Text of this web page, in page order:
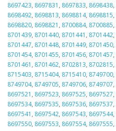
8697423, 8697831 , 8697833, 8698438,
8698492, 8698813, 8698814, 8698815,
8698820, 8698821 , 8700884, 8700885,
8701439, 8701440, 8701441 , 8701442,
8701447, 8701448, 8701449, 8701450,
8701454, 8701455, 8701456, 8701457,
8701461 , 8701462, 8702813, 8702815,
8715403, 8715404, 8715410, 8749700,
8749704, 8749705, 8749706, 8749707,
8697521 , 8697523, 8697525, 8697527,
8697534, 8697535, 8697536, 8697537,
8697541 , 8697542, 8697543, 8697544,
8697550, 8697553, 8697554, 8697555,